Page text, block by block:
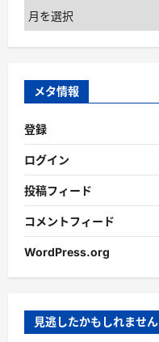
ア
ー
カ
ブ
メタ情報
登録
ログイン
投稿フィード
コメントフィード
WordPress.org
見逃したかもしれません